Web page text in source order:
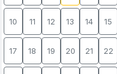
10 11 12 13 14 15
17 18 19 20 21 22